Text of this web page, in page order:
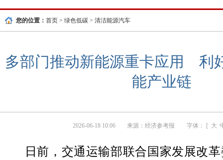
您的位置： 首页 > 绿色低碳 > 清洁能源汽车
多部门推动新能源重卡应用 利
能产业链
2026-06-18 10:06 来源： 经济参考报 字体： [ 大
日前，交通运输部联合国家发展改革